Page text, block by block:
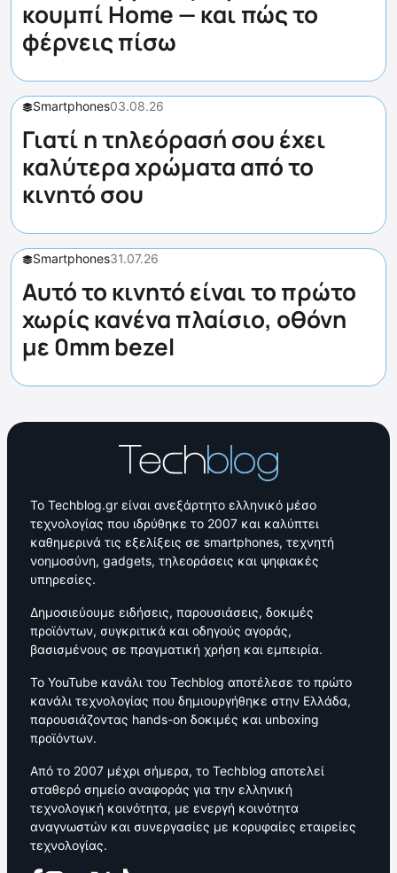
κουμπί Home — και πώς το
φέρνεις πίσω
Smartphones03.08.26
Γιατί η τηλεόρασή σου έχει
καλύτερα χρώματα από το
κινητό σου
Smartphones31.07.26
Αυτό το κινητό είναι το πρώτο
χωρίς κανένα πλαίσιο, οθόνη
με 0mm bezel
Το Techblog.gr είναι ανεξάρτητο ελληνικό μέσο
τεχνολογίας που ιδρύθηκε το 2007 και καλύπτει
καθημερινά τις εξελίξεις σε smartphones, τεχνητή
νοημοσύνη, gadgets, τηλεοράσεις και ψηφιακές
υπηρεσίες.
Δημοσιεύουμε ειδήσεις, παρουσιάσεις, δοκιμές
προϊόντων, συγκριτικά και οδηγούς αγοράς,
βασισμένους σε πραγματική χρήση και εμπειρία.
Το YouTube κανάλι του Techblog αποτέλεσε το πρώτο
κανάλι τεχνολογίας που δημιουργήθηκε στην Ελλάδα,
παρουσιάζοντας hands-on δοκιμές και unboxing
προϊόντων.
Από το 2007 μέχρι σήμερα, το Techblog αποτελεί
σταθερό σημείο αναφοράς για την ελληνική
τεχνολογική κοινότητα, με ενεργή κοινότητα
αναγνωστών και συνεργασίες με κορυφαίες εταιρείες
τεχνολογίας.